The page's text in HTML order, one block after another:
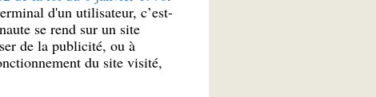
d'un utilisateur, c’est-
se rend sur un site
de la publicité, ou à
du site visité,